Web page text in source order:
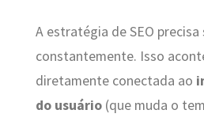
A estratégia de SEO
constantemente. Isso
diretamente conectada ao
do usuário (que muda o